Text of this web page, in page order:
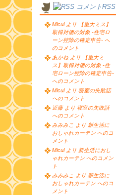
コメントRSS
Micul より 【重大ミス】
取得対価の対象 -住宅ロ
ーン控除の確定申告- へ
のコメント
あかね より 【重大ミ
ス】取得対価の対象 -住
宅ローン控除の確定申告-
へのコメント
Micul より 寝室の失敗話
へのコメント
近藤 より 寝室の失敗話
へのコメント
みみみこ より 新生活に
おしゃれカーテン へのコ
メント
Micul より 新生活におし
ゃれカーテン へのコメン
ト
みみみこ より 新生活に
おしゃれカーテン へのコ
メント